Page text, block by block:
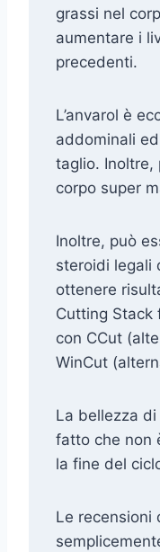
grassi nel
aumentare i
precedenti.
L’anvarol è
addominali
taglio. Inoltre,
corpo super
Inoltre, può
steroidi legali
ottenere
Cutting Stack
con CCut
WinCut
La bellezza
fatto che non
la fine del
Le recensioni